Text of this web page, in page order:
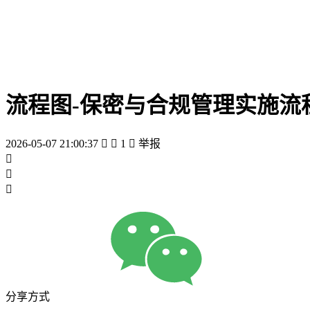
流程图-保密与合规管理实施流
2026-05-07 21:00:37   1  举报



分享方式